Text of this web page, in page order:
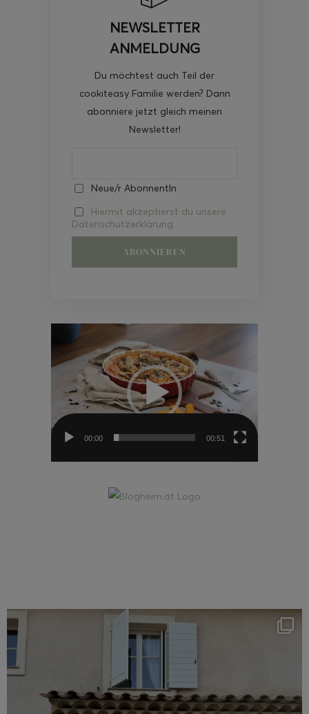
NEWSLETTER
ANMELDUNG
Du möchtest auch Teil der
cookiteasy Familie werden? Dann
abonniere jetzt gleich meinen
Newsletter!
Neue/r AbonnentIn
Hiermit akzeptierst du unsere
Datenschutzerklärung.
Video-
00:00 00:51